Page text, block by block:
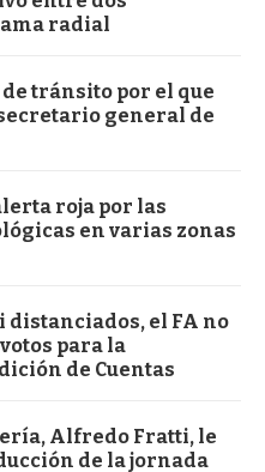
radial
tránsito por el que
general de
roja por las
en varias zonas
distanciados, el FA no
para la
de Cuentas
Alfredo Fratti, le
de la jornada